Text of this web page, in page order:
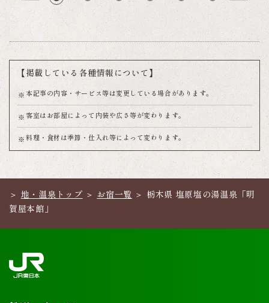
【掲載している各種情報について】
本記事の内容・サービス等は変更している場合があります。
客室はお部屋によって内装や広さ等が変わります。
料理・食材は季節・仕入れ等によって変わります。
地・温泉トップ お宿一覧
栃木県 塩原塩の湯温泉「明
賀屋本館」